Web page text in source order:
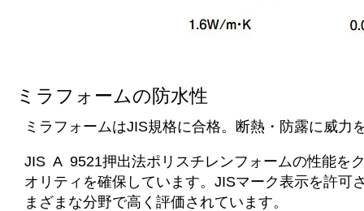
ミラフォームの防水性
ミラフォームはJIS規格に合格。断熱・防露に威力
JIS A 9521押出法ポリスチレンフォームの性能を
オリティを確保しています。JISマーク表示を許可
まざまな分野で高く評価されています。